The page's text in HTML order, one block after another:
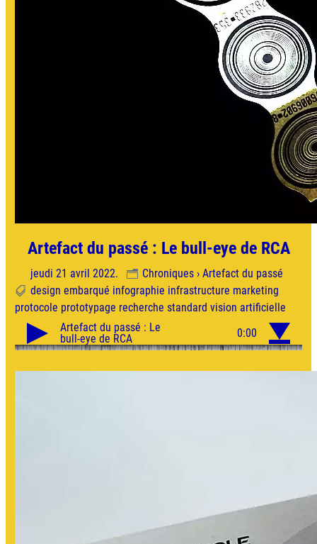
Artefact du passé : Le bull-eye de RCA
jeudi 21 avril 2022.
Chroniques › Artefact du passé
design embarqué infographie infrastructure marketing
protocole prototypage recherche standard vision artificielle